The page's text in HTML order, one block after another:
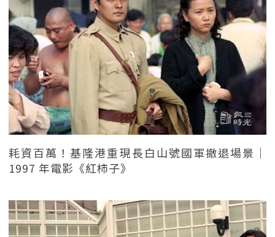
耗資百萬！基隆港重現長白山號國軍撤退場景｜
1997 年電影《紅柿子》